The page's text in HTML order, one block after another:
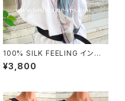
100% SILK FEELING インポ
ートスカーフ｜ 透けシフォンス
カーフ・アレンジ小さめスカー
¥3,800